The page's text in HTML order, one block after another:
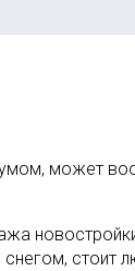
умом, может
стоит